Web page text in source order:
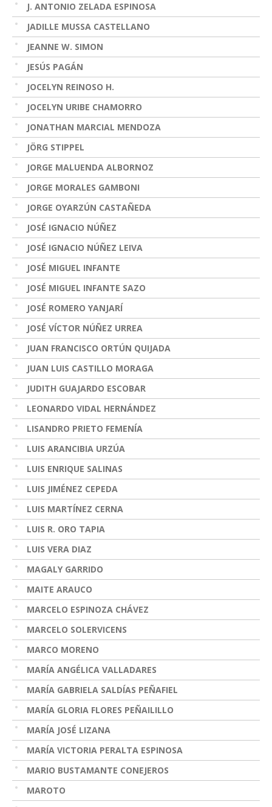
J. ANTONIO ZELADA ESPINOSA
JADILLE MUSSA CASTELLANO
JEANNE W. SIMON
JESÚS PAGÁN
JOCELYN REINOSO H.
JOCELYN URIBE CHAMORRO
JONATHAN MARCIAL MENDOZA
JÖRG STIPPEL
JORGE MALUENDA ALBORNOZ
JORGE MORALES GAMBONI
JORGE OYARZÚN CASTAÑEDA
JOSÉ IGNACIO NÚÑEZ
JOSÉ IGNACIO NÚÑEZ LEIVA
JOSÉ MIGUEL INFANTE
JOSÉ MIGUEL INFANTE SAZO
JOSÉ ROMERO YANJARÍ
JOSÉ VÍCTOR NÚÑEZ URREA
JUAN FRANCISCO ORTÚN QUIJADA
JUAN LUIS CASTILLO MORAGA
JUDITH GUAJARDO ESCOBAR
LEONARDO VIDAL HERNÁNDEZ
LISANDRO PRIETO FEMENÍA
LUIS ARANCIBIA URZÚA
LUIS ENRIQUE SALINAS
LUIS JIMÉNEZ CEPEDA
LUIS MARTÍNEZ CERNA
LUIS R. ORO TAPIA
LUIS VERA DIAZ
MAGALY GARRIDO
MAITE ARAUCO
MARCELO ESPINOZA CHÁVEZ
MARCELO SOLERVICENS
MARCO MORENO
MARÍA ANGÉLICA VALLADARES
MARÍA GABRIELA SALDÍAS PEÑAFIEL
MARÍA GLORIA FLORES PEÑAILILLO
MARÍA JOSÉ LIZANA
MARÍA VICTORIA PERALTA ESPINOSA
MARIO BUSTAMANTE CONEJEROS
MAROTO